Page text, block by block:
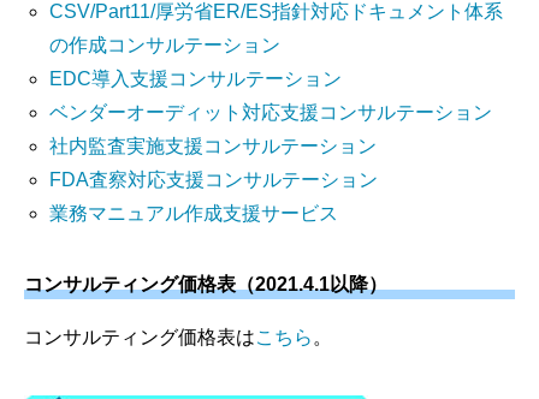
CSV/Part11/厚労省ER/ES指針対応ドキュメント体系
の作成コンサルテーション
EDC導入支援コンサルテーション
ベンダーオーディット対応支援コンサルテーション
社内監査実施支援コンサルテーション
FDA査察対応支援コンサルテーション
業務マニュアル作成支援サービス
コンサルティング価格表（2021.4.1以降）
コンサルティング価格表はこちら 。